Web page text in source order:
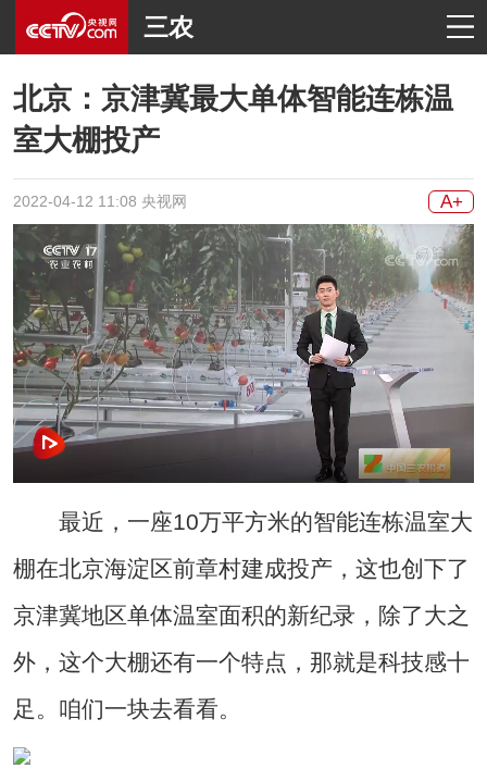
三农
北京：京津冀最大单体智能连栋温
室大棚投产
2022-04-12 11:08 央视网 A+
最近，一座10万平方米的智能连栋温室大
棚在北京海淀区前章村建成投产，这也创下了
京津冀地区单体温室面积的新纪录，除了大之
外，这个大棚还有一个特点，那就是科技感十
足。咱们一块去看看。